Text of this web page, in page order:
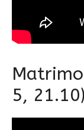
5, 21.10)